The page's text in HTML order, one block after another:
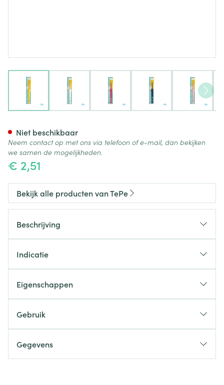
View larger imageView larger imageView larger imageView larger image
View
€ 2,51
Niet beschikbaar
Neem contact op met ons via telefoon of e-mail, dan bekijken
we samen de mogelijkheden.
Bekijk alle producten van TePe
Beschrijving
Indicatie
Eigenschappen
Taps toelopende borstelkop voor gemakkelijke
toegang.
reiniging.
Gebruik
Gegevens